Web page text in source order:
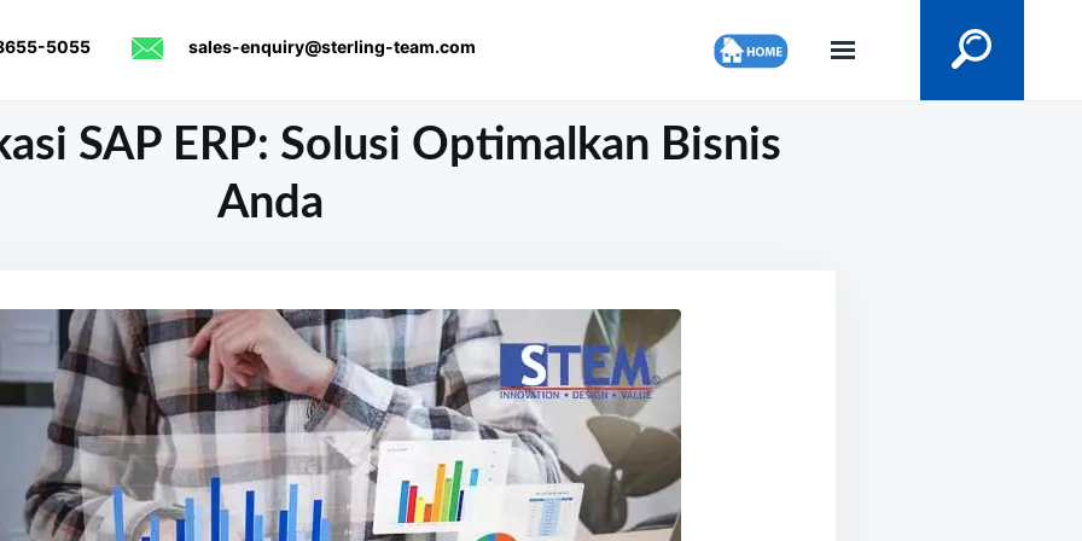
5055 sales-enquiry@sterling-team.com
SAP ERP: Solusi Optimalkan Bisnis
Anda